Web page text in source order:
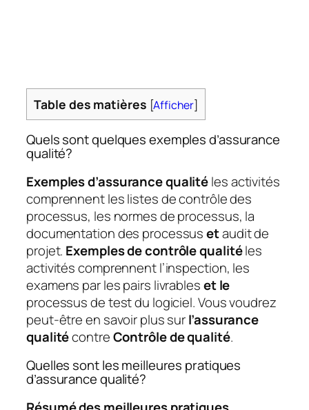
Table des matières [Afficher]
Quels sont quelques exemples d’assurance
qualité?
Exemples d’assurance qualitéles activités
comprennent les listes de contrôle des
processus, les normes de processus, la
documentation des processusetaudit de
projet. Exemples de contrôle qualitéles
activités comprennent l’inspection, les
examens par les pairs livrableset le
processus de test du logiciel. Vous voudrez
peut-être en savoir plus surl’assurance
qualitécontreContrôle de qualité.
Quelles sont les meilleures pratiques
d’assurance qualité?